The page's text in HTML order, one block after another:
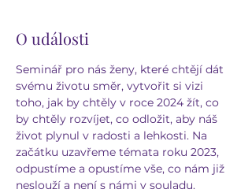
O události
Seminář pro nás ženy, které chtějí dát
svému životu směr, vytvořit si vizi
toho, jak by chtěly v roce 2024 žít, co
by chtěly rozvíjet, co odložit, aby náš
život plynul v radosti a lehkosti. Na
začátku uzavřeme témata roku 2023,
odpustíme a opustíme vše, co nám již
neslouží a není s námi v souladu.